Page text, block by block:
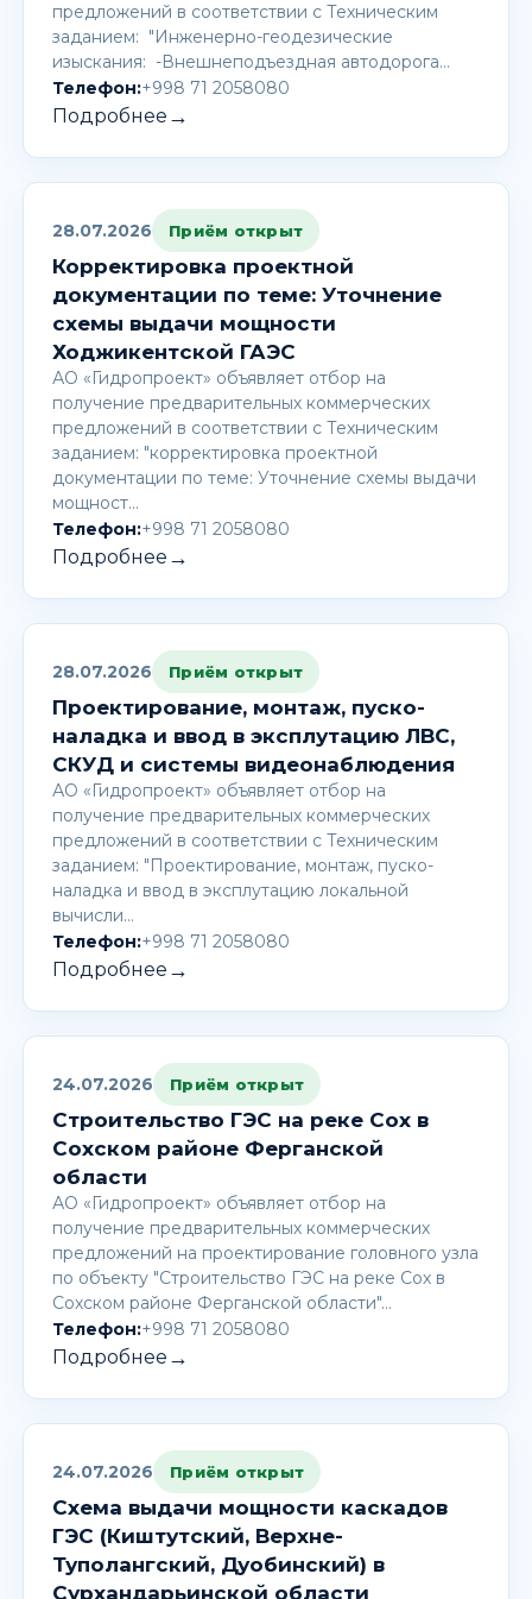
предложений в соответствии с Техническим
заданием: "Инженерно-геодезические
изыскания: -Внешнеподъездная автодорога…
Телефон:+998 71 2058080
Подробнее →
28.07.2026 Приём открыт
Корректировка проектной
документации по теме: Уточнение
схемы выдачи мощности
Ходжикентской ГАЭС
АО «Гидропроект» объявляет отбор на
получение предварительных коммерческих
предложений в соответствии с Техническим
заданием: "корректировка проектной
документации по теме: Уточнение схемы выдачи
мощност…
Телефон:+998 71 2058080
Подробнее →
28.07.2026 Приём открыт
Проектирование, монтаж, пуско-
наладка и ввод в эксплутацию ЛВС,
СКУД и системы видеонаблюдения
АО «Гидропроект» объявляет отбор на
получение предварительных коммерческих
предложений в соответствии с Техническим
заданием: "Проектирование, монтаж, пуско-
наладка и ввод в эксплутацию локальной
вычисли…
Телефон:+998 71 2058080
Подробнее →
24.07.2026 Приём открыт
Строительство ГЭС на реке Сох в
Сохском районе Ферганской
области
АО «Гидропроект» объявляет отбор на
получение предварительных коммерческих
предложений на проектирование головного узла
по объекту "Строительство ГЭС на реке Сох в
Сохском районе Ферганской области"…
Телефон:+998 71 2058080
Подробнее →
24.07.2026 Приём открыт
Схема выдачи мощности каскадов
ГЭС (Киштутский, Верхне-
Туполангский, Дуобинский) в
Сурхандарьинской области